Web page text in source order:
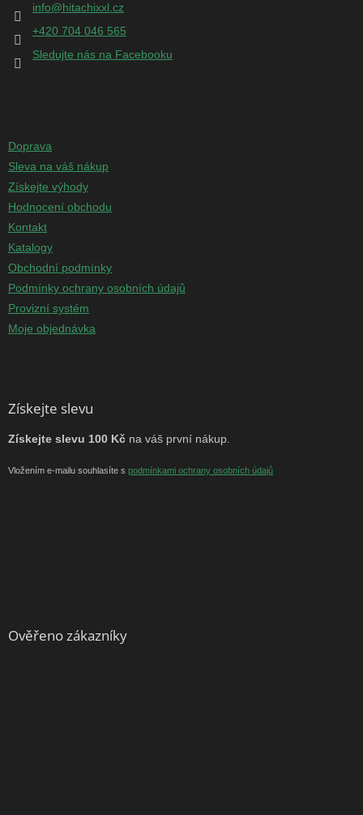
info@hitachixxl.cz
+420 704 046 565
Sledujte nás na Facebooku
Doprava
Sleva na váš nákup
Získejte výhody
Hodnocení obchodu
Kontakt
Katalogy
Obchodní podmínky
Podmínky ochrany osobních údajů
Provizní systém
Moje objednávka
Získejte slevu
Získejte slevu 100 Kč na váš první nákup.
Vložením e-mailu souhlasíte s podmínkami ochrany osobních údajů
Ověřeno zákazníky